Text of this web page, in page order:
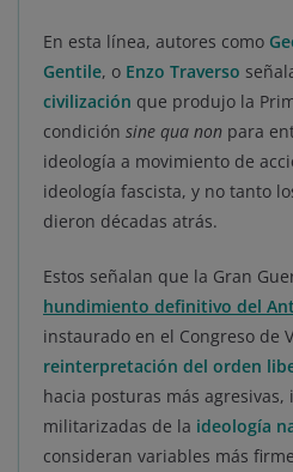
En esta línea, autores como
Gentile, o Enzo Traverso
civilización que produjo la
condición sine qua non para
ideología a movimiento de
ideología fascista, y no tanto
dieron décadas atrás.
Estos señalan que la Gran
hundimiento definitivo del
instaurado en el Congreso de
reinterpretación del orden
hacia posturas más
militarizadas de la ideología
consideran variables más